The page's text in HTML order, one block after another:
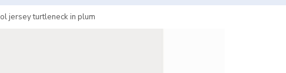
jersey turtleneck in plum